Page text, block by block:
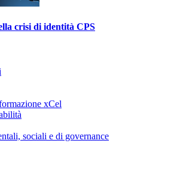
crisi di identità CPS
xCel
sociali e di governance